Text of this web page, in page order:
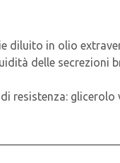
diluito in olio
delle secrezioni
resistenza: